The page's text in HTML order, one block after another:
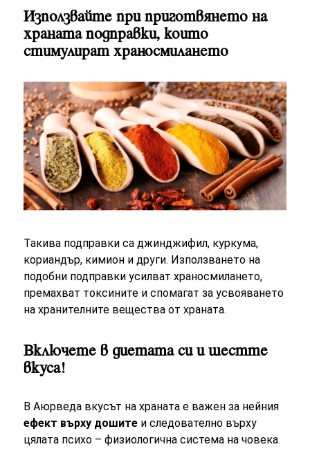
Използвайте при приготвянето на
храната подправки, които
стимулират храносмилането
Такива подправки са джинджифил, куркума,
кориандър, кимион и други. Използването на
подобни подправки усилват храносмилането,
премахват токсините и спомагат за усвояването
на хранителните вещества от храната.
Включете в диетата си и шестте
вкуса!
В Аюрведа вкусът на храната е важен за нейния
ефект върху дошите и следователно върху
цялата психо – физиологична система на човека.